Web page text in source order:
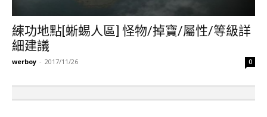
練功地點[蜥蜴人區] 怪物/掉寶/屬性/等級詳
細建議
werboy - 2017/11/26 0